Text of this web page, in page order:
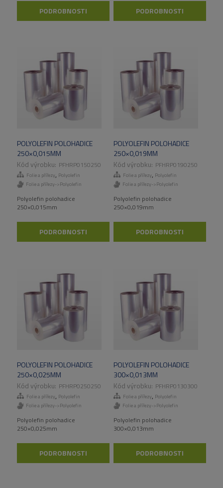
PODROBNOSTI PODROBNOSTI
POLYOLEFIN POLOHADICE
250×0,015MM
PFHRP0150250
Folie a přířezy, Polyolefin
Folie a přířezy->Polyolefin
Polyolefin polohadice
250×0,015mm
PODROBNOSTI
POLYOLEFIN POLOHADICE
250×0,019MM
PFHRP0190250
Folie a přířezy, Polyolefin
Folie a přířezy->Polyolefin
Polyolefin polohadice
250×0,019mm
PODROBNOSTI
POLYOLEFIN POLOHADICE
250×0,025MM
PFHRP0250250
Folie a přířezy, Polyolefin
Folie a přířezy->Polyolefin
Polyolefin polohadice
250×0,025mm
PODROBNOSTI
POLYOLEFIN POLOHADICE
300×0,013MM
PFHRP0130300
Folie a přířezy, Polyolefin
Folie a přířezy->Polyolefin
Polyolefin polohadice
300×0,013mm
PODROBNOSTI